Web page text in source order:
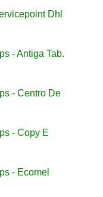
Dhl
- Antiga Tab.
- Centro De
- Copy E
- Ecomel